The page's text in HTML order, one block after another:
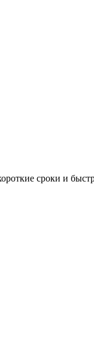
сроки и